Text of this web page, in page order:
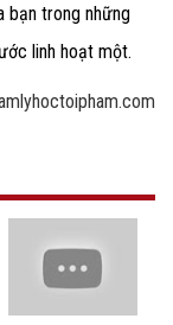
bạn trong những
linh hoạt một.